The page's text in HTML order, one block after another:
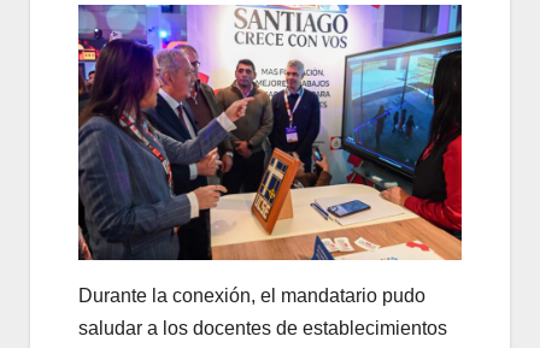
Durante la conexión, el mandatario pudo
saludar a los docentes de establecimientos